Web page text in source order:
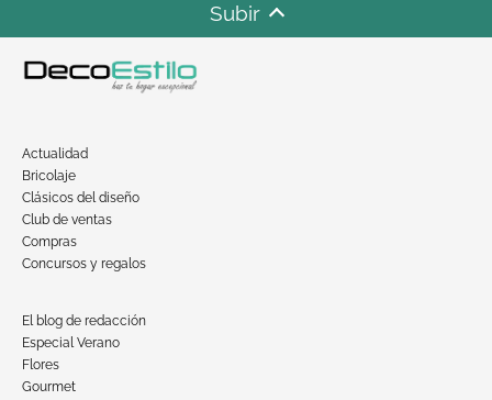
Subir
Actualidad
Bricolaje
Clásicos del diseño
Club de ventas
Compras
Concursos y regalos
El blog de redacción
Especial Verano
Flores
Gourmet